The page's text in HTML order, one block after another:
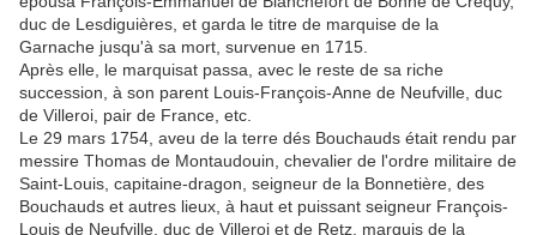
duc de Lesdiguières, et garda le titre de marquise de la
Garnache jusqu'à sa mort, survenue en 1715.
Après elle, le marquisat passa, avec le reste de sa riche
succession, à son parent Louis-François-Anne de Neufville, duc
de Villeroi, pair de France, etc.
Le 29 mars 1754, aveu de la terre dés Bouchauds était rendu par
messire Thomas de Montaudouin, chevalier de l'ordre militaire de
Saint-Louis, capitaine-dragon, seigneur de la Bonnetière, des
Bouchauds et autres lieux, à haut et puissant seigneur François-
Louis de Neufville, duc de Villeroi et de Retz, marquis de la